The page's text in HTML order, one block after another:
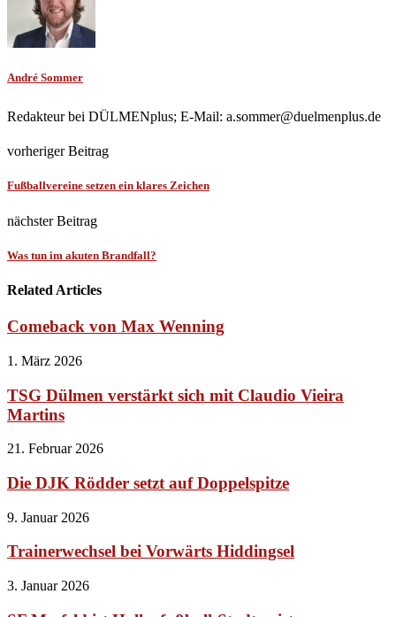
André Sommer
Redakteur bei DÜLMENplus; E-Mail: a.sommer@duelmenplus.de
vorheriger Beitrag
Fußballvereine setzen ein klares Zeichen
nächster Beitrag
Was tun im akuten Brandfall?
Related Articles
Comeback von Max Wenning
1. März 2026
TSG Dülmen verstärkt sich mit Claudio Vieira
Martins
21. Februar 2026
Die DJK Rödder setzt auf Doppelspitze
9. Januar 2026
Trainerwechsel bei Vorwärts Hiddingsel
3. Januar 2026